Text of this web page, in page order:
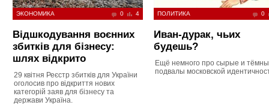
ЭКОНОМИКА 0 4
Відшкодування воєнних
збитків для бізнесу:
шлях відкрито
29 квітня Реєстр збитків для України
оголосив про відкриття нових
категорій заяв для бізнесу та
держави Україна.
ПОЛИТИКА 0
Иван-дурак, чьих
будешь?
Ещё немного про сырые и
подвалы московской